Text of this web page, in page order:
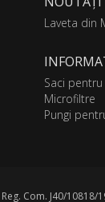
Laveta din
Saci
Microfiltre
Pungi
Com. J40/